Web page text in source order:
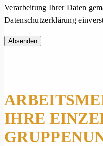
Verarbeitung Ihrer Daten
Datenschutzerklärung
IHRE